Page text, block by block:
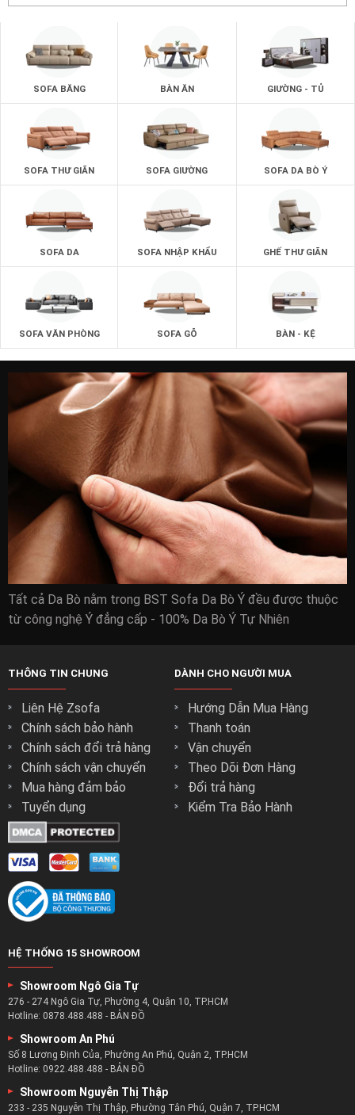
SOFA BĂNG BÀN ĂN GIƯỜNG - TỦ
SOFA THƯ GIÃN SOFA GIƯỜNG SOFA DA BÒ Ý
SOFA DA SOFA NHẬP KHẨU GHẾ THƯ GIÃN
SOFA VĂN PHÒNG SOFA GỖ BÀN - KỆ
Tất cả Da Bò nằm trong BST Sofa Da Bò Ý đều được thuộc
từ công nghệ Ý đẳng cấp - 100% Da Bò Ý Tự Nhiên
THÔNG TIN CHUNG
Liên Hệ Zsofa
Chính sách bảo hành
Chính sách đổi trả hàng
Chính sách vận chuyển
Mua hàng đảm bảo
Tuyển dụng
DÀNH CHO NGƯỜI MUA
Hướng Dẫn Mua Hàng
Thanh toán
Vận chuyển
Theo Dõi Đơn Hàng
Đổi trả hàng
Kiểm Tra Bảo Hành
HỆ THỐNG 15 SHOWROOM
Showroom Ngô Gia Tự
276 - 274 Ngô Gia Tự, Phường 4, Quận 10, TP.HCM
Hotline: 0878.488.488 - BẢN ĐỒ
Showroom An Phú
Số 8 Lương Định Của, Phường An Phú, Quận 2, TP.HCM
Hotline: 0922.488.488 - BẢN ĐỒ
Showroom Nguyễn Thị Thập
233 - 235 Nguyễn Thị Thập, Phường Tân Phú, Quận 7, TP.HCM